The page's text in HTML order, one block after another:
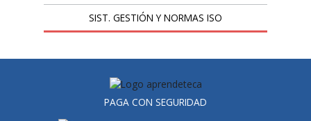
SIST. GESTIÓN Y NORMAS ISO
PAGA CON SEGURIDAD